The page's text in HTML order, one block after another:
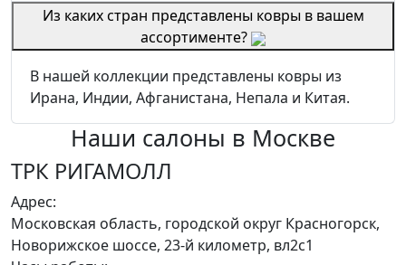
Из каких стран представлены ковры в вашем
ассортименте?
В нашей коллекции представлены ковры из
Ирана, Индии, Афганистана, Непала и Китая.
Наши салоны в Москве
ТРК РИГАМОЛЛ
Адрес:
Московская область, городской округ Красногорск,
Новорижское шоссе, 23-й километр, вл2с1